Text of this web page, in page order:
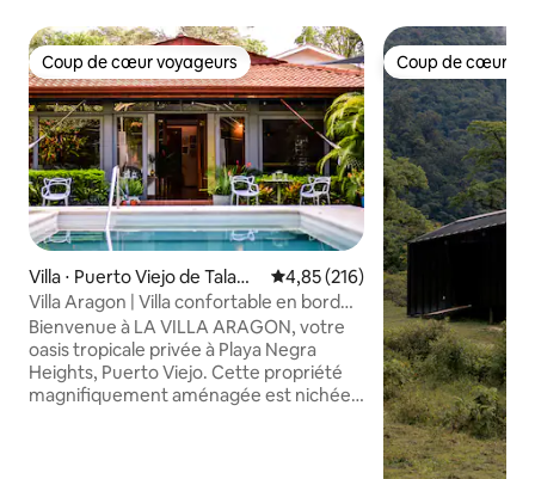
Coup de cœur voyageurs
Coup de cœur voyageurs
Villa ⋅ Puerto Viejo de Talam
anca
Évaluation moyenne sur la
4,85 (216)
Villa Aragon | Villa confortable en bord
de mer avec piscine et climatisation
Bienvenue à LA VILLA ARAGON, votre
oasis tropicale privée à Playa Negra
Heights, Puerto Viejo. Cette propriété
magnifiquement aménagée est nichée
Coup de cœur
Coup de cœur